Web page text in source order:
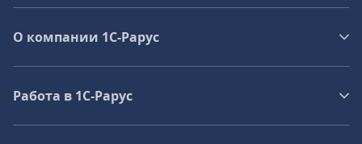
О компании 1C-Рарус
Работа в 1С‑Рарус